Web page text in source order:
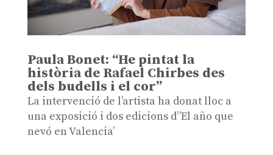
Paula Bonet: “He pintat la
història de Rafael Chirbes des
dels budells i el cor”
La intervenció de l’artista ha donat lloc a
una exposició i dos edicions d”El año que
nevó en Valencia’